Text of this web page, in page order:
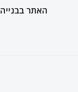
האתר בבנייה